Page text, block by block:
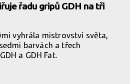
řadu gripů GDH na tři
vyhrála mistrovství světa,
barvách a třech
a GDH Fat.